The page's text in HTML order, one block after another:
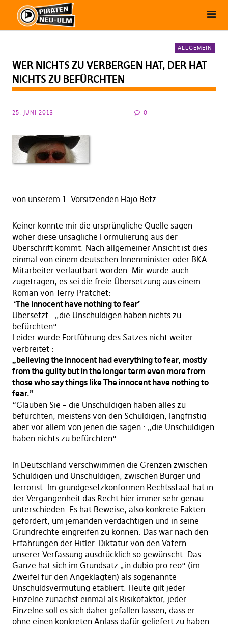
ALLGEMEIN
WER NICHTS ZU VERBERGEN HAT, DER HAT
NICHTS ZU BEFÜRCHTEN
25. JUNI 2013 0
von unserem 1. Vorsitzenden Hajo Betz
Keiner konnte mir die ursprüngliche Quelle sagen
woher diese unsägliche Formulierung aus der
Überschrift kommt. Nach allgemeiner Ansicht ist dies
einmal von einem deutschen Innenminister oder BKA
Mitarbeiter verlautbart worden. Mir wurde auch
zugetragen, es sei die freie Übersetzung aus einem
Roman von Terry Pratchet:
‘The innocent have nothing to fear’
Übersetzt : „die Unschuldigen haben nichts zu
befürchten“
Leider wurde Fortführung des Satzes nicht weiter
verbreitet :
„believing the innocent had everything to fear, mostly
from the guilty but in the longer term even more from
those who say things like The innocent have nothing to
fear.”
“Glauben Sie – die Unschuldigen haben alles zu
befürchten, meistens von den Schuldigen, langfristig
aber vor allem von jenen die sagen : „die Unschuldigen
haben nichts zu befürchten“
In Deutschland verschwimmen die Grenzen zwischen
Schuldigen und Unschuldigen, zwischen Bürger und
Terrorist. Im grundgesetzkonformen Rechtsstaat hat in
der Vergangenheit das Recht hier immer sehr genau
unterschieden: Es hat Beweise, also konkrete Fakten
gefordert, um jemanden verdächtigen und in seine
Grundrechte eingreifen zu können. Das war nach den
Erfahrungen der Hitler-Diktatur von den Vätern
unserer Verfassung ausdrücklich so gewünscht. Das
Ganze hat sich im Grundsatz „in dubio pro reo“ (im
Zweifel für den Angeklagten) als sogenannte
Unschuldsvermutung etabliert. Heute gilt jeder
Einzelne zunächst einmal als Risikofaktor, jeder
Einzelne soll es sich daher gefallen lassen, dass er –
ohne einen konkreten Anlass dafür geliefert zu haben –